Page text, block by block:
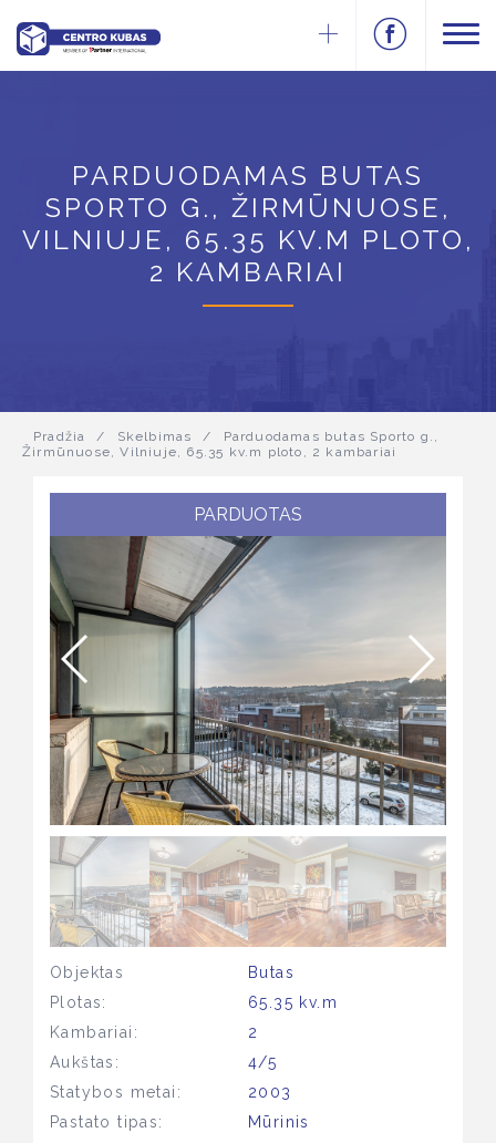
PARDUODAMAS BUTAS
SPORTO G., ŽIRMŪNUOSE,
VILNIUJE, 65.35 KV.M PLOTO,
2 KAMBARIAI
Pradžia / Skelbimas /
Parduodamas butas Sporto g.,
Žirmūnuose, Vilniuje, 65.35 kv.m ploto, 2 kambariai
PARDUOTAS
Objektas
Butas
Plotas:
65.35 kv.m
Kambariai:
2
Aukštas:
4/5
Statybos metai:
2003
Pastato tipas:
Mūrinis